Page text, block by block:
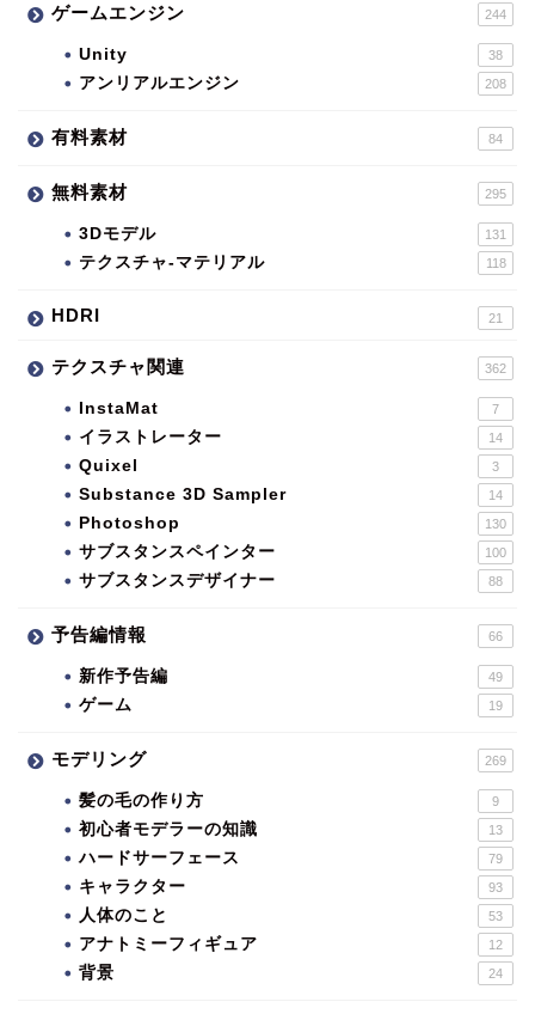
ゲームエンジン 244
Unity 38
アンリアルエンジン 208
有料素材 84
無料素材 295
3Dモデル 131
テクスチャ-マテリアル 118
HDRI 21
テクスチャ関連 362
InstaMat 7
イラストレーター 14
Quixel 3
Substance 3D Sampler 14
Photoshop 130
サブスタンスペインター 100
サブスタンスデザイナー 88
予告編情報 66
新作予告編 49
ゲーム 19
モデリング 269
髪の毛の作り方 9
初心者モデラーの知識 13
ハードサーフェース 79
キャラクター 93
人体のこと 53
アナトミーフィギュア 12
背景 24